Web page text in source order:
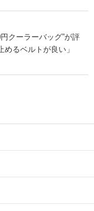
クーラーバッグ”が評
るベルトが良い」